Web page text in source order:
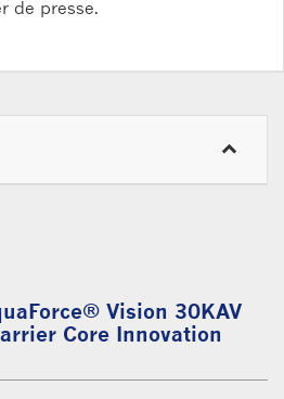
de presse.
Vision 30KAV
Core Innovation